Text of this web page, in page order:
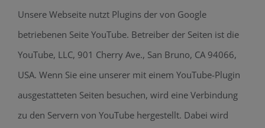
Unsere Webseite nutzt Plugins der von Google
betriebenen Seite YouTube. Betreiber der Seiten ist die
YouTube, LLC, 901 Cherry Ave., San Bruno, CA 94066,
USA. Wenn Sie eine unserer mit einem YouTube-Plugin
ausgestatteten Seiten besuchen, wird eine Verbindung
zu den Servern von YouTube hergestellt. Dabei wird